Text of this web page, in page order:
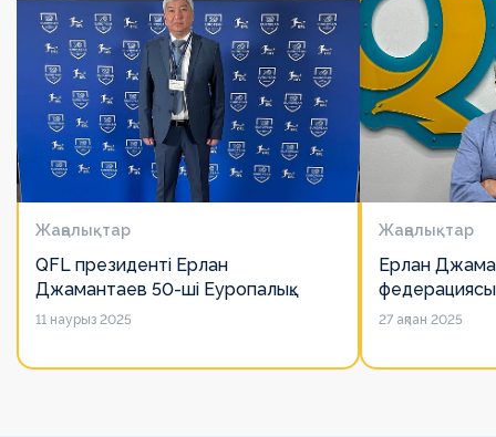
Жаңалықтар
QFL президенті Ерлан
Джамантаев 50-ші Еуропалық
лигалар Бас ассамблеясына
11 наурыз 2025
Жаңалықтар
Ерлан
есімін
27 ақпан 2025